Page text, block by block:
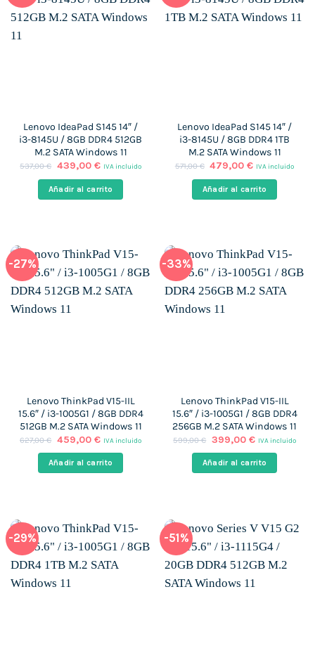
Lenovo IdeaPad S145 14″ /
i3-8145U / 8GB DDR4 512GB
M.2 SATA Windows 11
537,00€ El
original
era:
439,00 €El
actual
es:
IVA incluido
Añadir al carrito
Lenovo IdeaPad S145 14″ /
i3-8145U / 8GB DDR4 1TB
M.2 SATA Windows 11
571,00€ El
original
era:
479,00€El
actual
es:
IVA incluido
Añadir al carrito
-27%
Lenovo ThinkPad V15-IIL
15.6″ / i3-1005G1 / 8GB DDR4
512GB M.2 SATA Windows 11
627,00€ El
original
era:
459,00 €El
actual
es:
IVA incluido
Añadir al carrito
-33%
Lenovo ThinkPad V15-IIL
15.6″ / i3-1005G1 / 8GB DDR4
256GB M.2 SATA Windows 11
599,00€ El
original
era:
399,00 €El
actual
es:
IVA incluido
Añadir al carrito
-29% -51%